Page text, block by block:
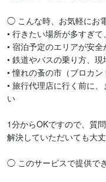
◯ こんな時、お気軽にお
• 行きたい場所が多すぎ
• 宿泊予定のエリアが安
• 鉄道やバスの乗り方、
• 憧れの蚤の市（ブロカ
• 旅行代理店に行く前に
い
1分からOKですので、質
解決していただいても大丈
◯ このサービスで提供で